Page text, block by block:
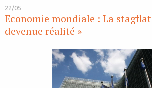
22/05
Economie mondiale : La
devenue réalité »